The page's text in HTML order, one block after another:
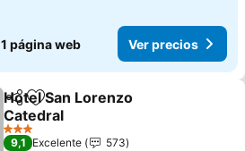
1 página web Ver precios
CompartirAñadir a favoritos
Hotel San Lorenzo
Catedral
Ver precios
3 Estrellas
9,1 Excelente
573